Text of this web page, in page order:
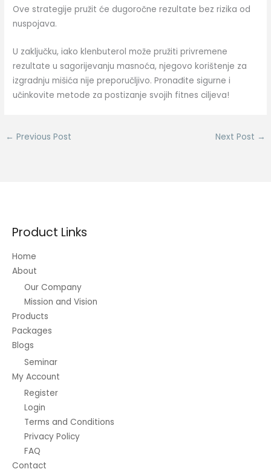
Ove strategije pružit će dugoročne rezultate bez rizika od
nuspojava.
U zaključku, iako klenbuterol može pružiti privremene
rezultate u sagorijevanju masnoća, njegovo korištenje za
izgradnju mišića nije preporučljivo. Pronađite sigurne i
učinkovite metode za postizanje svojih fitnes ciljeva!
← Previous Post Next Post →
Product Links
Home
About
Our Company
Mission and Vision
Products
Packages
Blogs
Seminar
My Account
Register
Login
Terms and Conditions
Privacy Policy
FAQ
Contact